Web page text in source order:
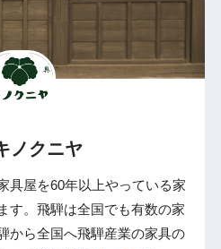
ノクニヤ
具屋を60年以上やっている家
す。飛騨は全国でも有数の家
から全国へ飛騨産業の家具の